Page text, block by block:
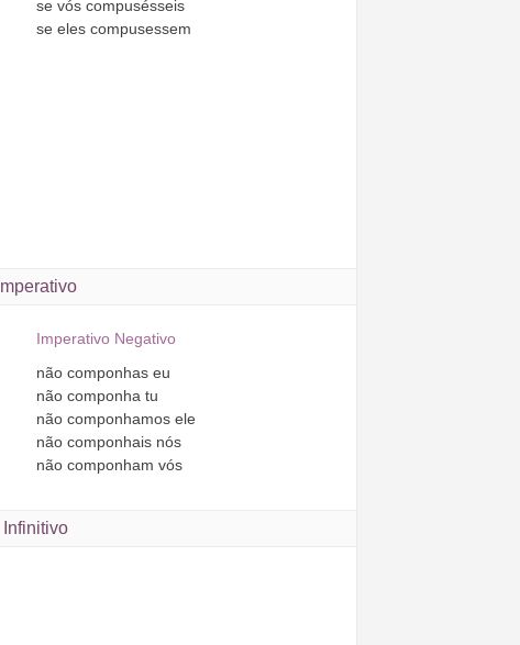
se vóscompusésseis
se elescompusessem
Imperativo
Imperativo Negativo
nãocomponhas eu
nãocomponha tu
nãocomponhamos ele
nãocomponhais nós
nãocomponham vós
Infinitivo